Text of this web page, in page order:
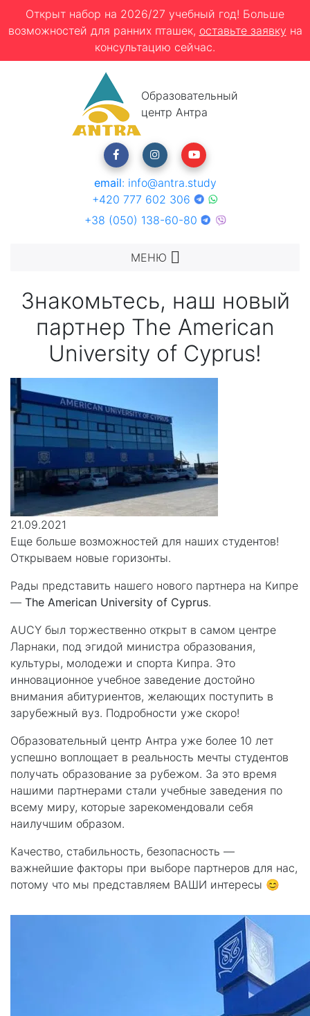
Открыт набор на 2026/27 учебный год! Больше
возможностей для ранних пташек, оставьте заявку на
консультацию сейчас.
Образовательный
центр Антра
email: info@antra.study
+420 777 602 306
+38 (050) 138-60-80
МЕНЮ
Знакомьтесь, наш новый
партнер The American
University of Cyprus!
21.09.2021
Еще больше возможностей для наших студентов!
Открываем новые горизонты.
Рады представить нашего нового партнера на Кипре
— The American University of Cyprus.
AUCY был торжественно открыт в самом центре
Ларнаки, под эгидой министра образования,
культуры, молодежи и спорта Кипра. Это
инновационное учебное заведение достойно
внимания абитуриентов, желающих поступить в
зарубежный вуз. Подробности уже скоро!
Образовательный центр Антра уже более 10 лет
успешно воплощает в реальность мечты студентов
получать образование за рубежом. За это время
нашими партнерами стали учебные заведения по
всему миру, которые зарекомендовали себя
наилучшим образом.
Качество, стабильность, безопасность —
важнейшие факторы при выборе партнеров для нас,
потому что мы представляем ВАШИ интересы 😊